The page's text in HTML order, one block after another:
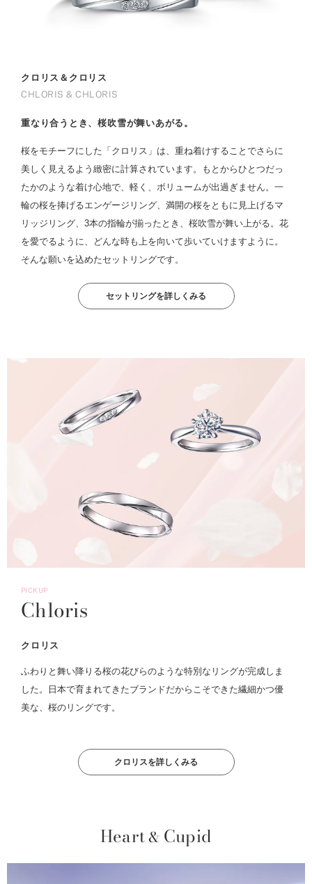
クロリス＆クロリス
CHLORIS & CHLORIS
重なり合うとき、桜吹雪が舞いあがる。
桜をモチーフにした「クロリス」は、重ね着けすることでさらに
美しく見えるよう緻密に計算されています。もとからひとつだっ
たかのような着け心地で、軽く、ボリュームが出過ぎません。一
輪の桜を捧げるエンゲージリング、満開の桜をともに見上げるマ
リッジリング、3本の指輪が揃ったとき、桜吹雪が舞い上がる。花
を愛でるように、どんな時も上を向いて歩いていけますように。
そんな願いを込めたセットリングです。
セットリングを詳しくみる
PICKUP
Chloris
クロリス
ふわりと舞い降りる桜の花びらのような特別なリングが完成しま
した。日本で育まれてきたブランドだからこそできた繊細かつ優
美な、桜のリングです。
クロリスを詳しくみる
Heart& Cupid